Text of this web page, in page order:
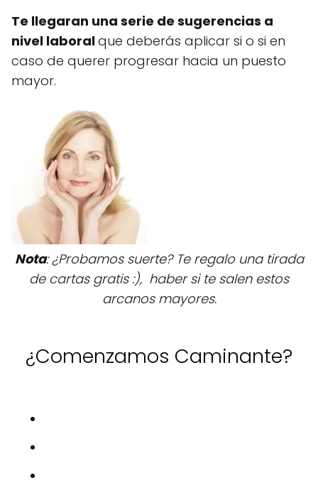
Te llegaran una serie de sugerencias a
nivel laboralque deberás aplicar si o si en
caso de querer progresar hacia un puesto
mayor.
Nota: ¿Probamos suerte? Te regalo una tirada
de cartas gratis :), haber si te salen estos
arcanos mayores.
¿Comenzamos Caminante?